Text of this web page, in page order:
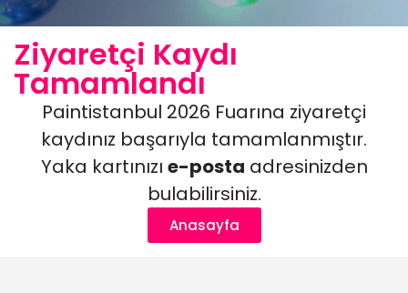
Ziyaretçi Kaydı
Tamamlandı
Paintistanbul 2026 Fuarına ziyaretçi
kaydınız başarıyla tamamlanmıştır.
Yaka kartınızı e-posta adresinizden
bulabilirsiniz.
Anasayfa